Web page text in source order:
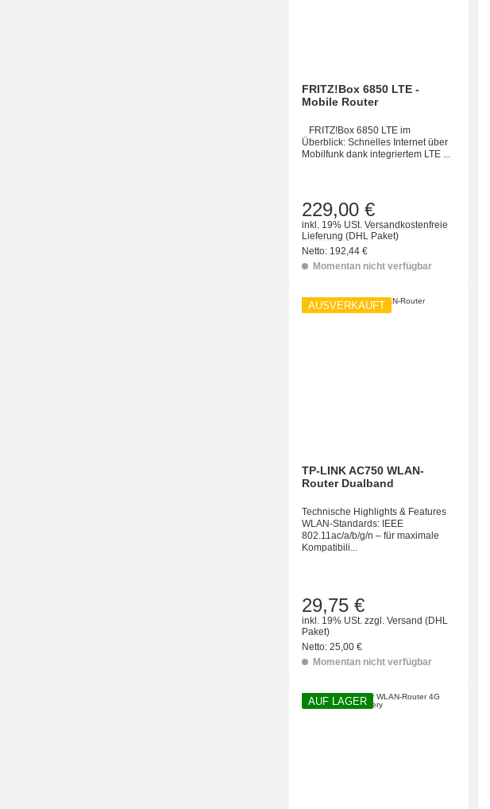
FRITZ!Box 6850 LTE -
Mobile Router
FRITZ!Box 6850 LTE im
Überblick: Schnelles Internet über
Mobilfunk dank integriertem LTE ...
229,00 €
inkl. 19% USt. Versandkostenfreie
Lieferung (DHL Paket)
Netto: 192,44 €
Momentan nicht verfügbar
AUSVERKAUFT
TP-LINK AC750 WLAN-
Router Dualband
Technische Highlights & Features
WLAN-Standards: IEEE
802.11ac/a/b/g/n – für maximale
Kompatibili...
29,75 €
inkl. 19% USt. zzgl. Versand (DHL
Paket)
Netto: 25,00 €
Momentan nicht verfügbar
AUF LAGER